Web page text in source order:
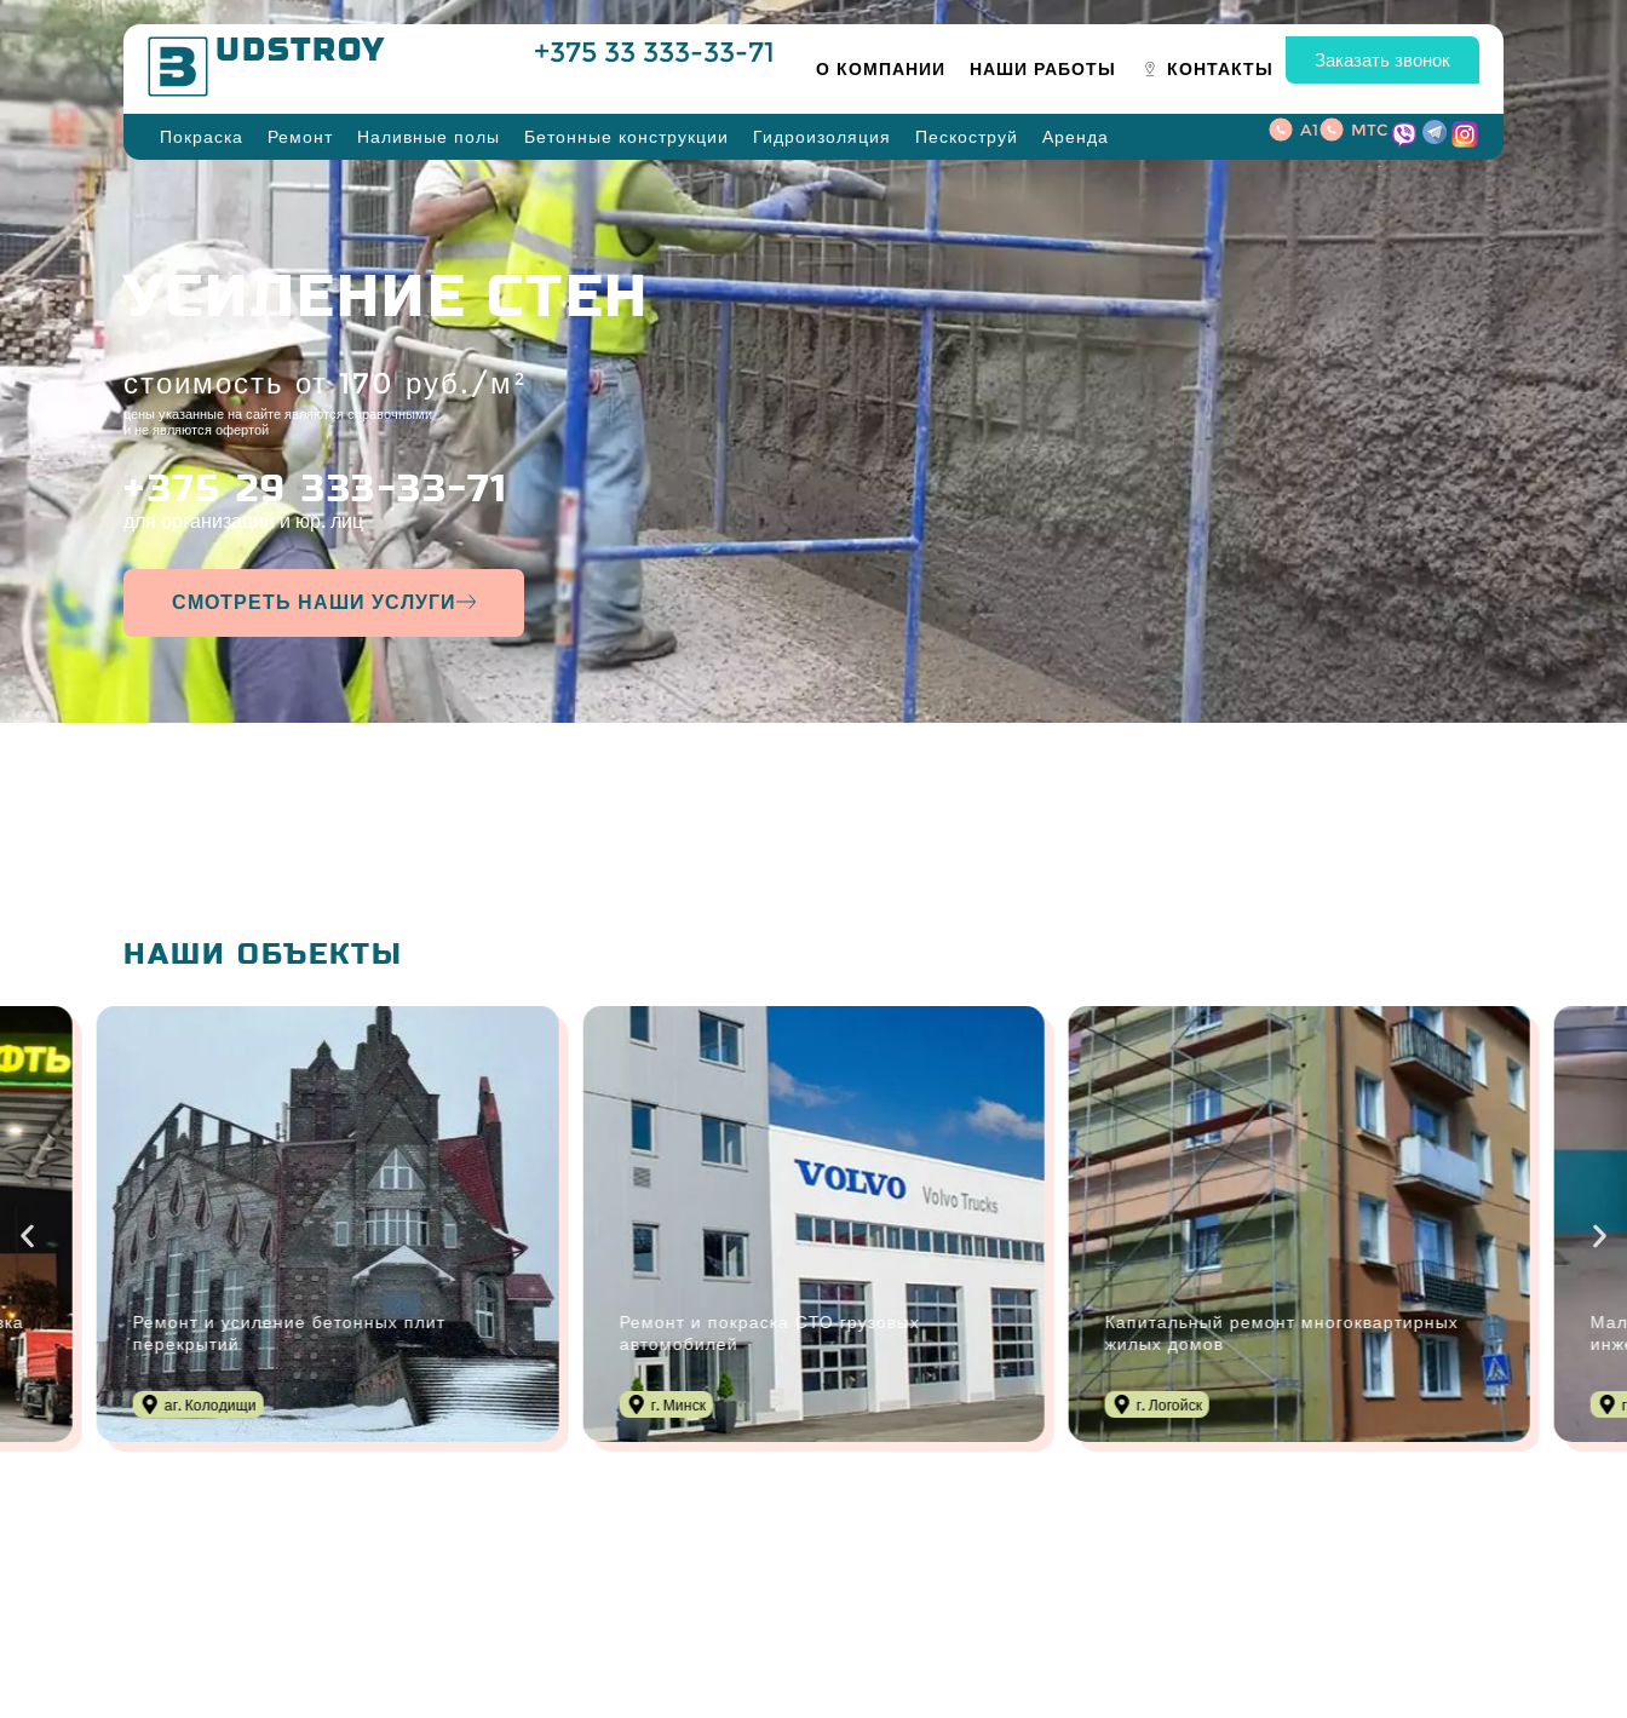
B UDSTROY +375 33 333-33-71 О КОМПАНИИ НАШИ РАБОТЫ КОНТАКТЫ Заказать звонок
Покраска Ремонт Наливные полы Бетонные конструкции Гидроизоляция Пескоструй Аренда A1 MTC
УСИЛЕНИЕ СТЕН
стоимость от 170 руб./м²
цены указанные на сайте являются справочными
и не являются офертой
+375 29 333-33-71
для организаций и юр. лиц
СМОТРЕТЬ НАШИ УСЛУГИ
НАШИ ОБЪЕКТЫ
Ремонт и усиление бетонных плит
перекрытий
аг. Колодищи
Ремонт и покраска СТО грузовых
автомобилей
г. Минск
Капитальный ремонт многоквартирных
жилых домов
г. Логойск